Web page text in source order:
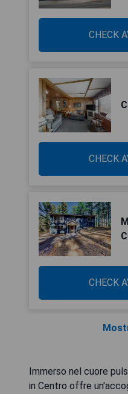
CHECK
CHECK
CHECK
Immerso nel cuore
in Centro offre